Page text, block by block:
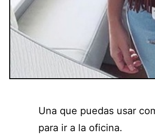
Una que puedas usar
para ir a la oficina.